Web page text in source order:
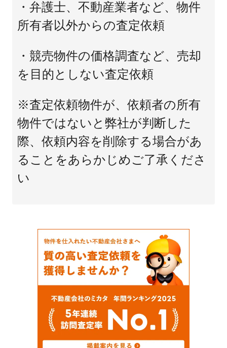
・弁護士、不動産業者など、物件
所有者以外からの査定依頼
・競売物件の価格調査など、売却
を目的としない査定依頼
※査定依頼物件が、依頼者の所有
物件ではないと弊社が判断した
際、依頼内容を削除する場合があ
ることをあらかじめご了承くださ
い